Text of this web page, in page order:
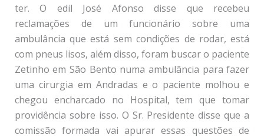
ter. O edil José Afonso disse que recebeu
reclamações de um funcionário sobre uma
ambulância que está sem condições de rodar, está
com pneus lisos, além disso, foram buscar o paciente
Zetinho em São Bento numa ambulância para fazer
uma cirurgia em Andradas e o paciente molhou e
chegou encharcado no Hospital, tem que tomar
providência sobre isso. O Sr. Presidente disse que a
comissão formada vai apurar essas questões de